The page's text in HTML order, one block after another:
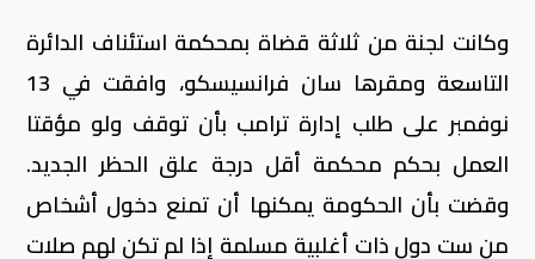
وكانت لجنة من ثلاثة قضاة بمحكمة استئناف الدائرة
التاسعة ومقرها سان فرانسيسكو، وافقت في 13
نوفمبر على طلب إدارة ترامب بأن توقف ولو مؤقتا
العمل بحكم محكمة أقل درجة علق الحظر الجديد.
وقضت بأن الحكومة يمكنها أن تمنع دخول أشخاص
من ست دول ذات أغلبية مسلمة إذا لم تكن لهم صلات